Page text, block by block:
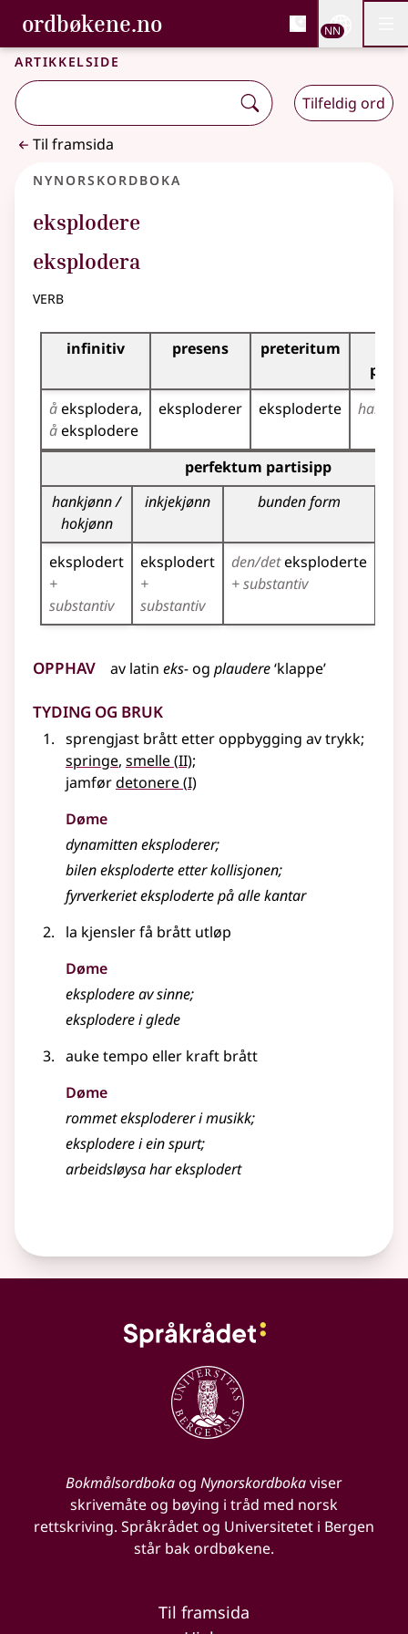
Gå til hovudinnhald
Tilgjenge
ordbøkene.no, Bokmålsordboka og
Bokmålsordboka og Nynorskordboka
NN
Artikkelside
Tilfeldig ord
Til framsida
Nynorskordboka
eksplodere
eksplodera
verb
Bøyningstabell for dette verbet
infinitiv presens preteritum
åeksplodera
åeksplodere
eksploderer eksploderte har
Bøyningstabell for dette verbet (partisippformer)
perfektum partisipp
hankjønn /
hokjønn
inkjekjønn bunden form
eksplodert
+
substantiv
eksplodert
+
substantiv
den/deteksploderte
+ substantiv
Opphav av latin eks-og plaudere‘klappe’
Tyding og bruk
sprengjast brått etter oppbygging av trykk;
springe, smelle(2
II);
jamførdetonere(1
I)
Døme
dynamitten eksploderer;
bilen eksploderte etter kollisjonen;
fyrverkeriet eksploderte på alle kantar
la kjensler få brått utløp
Døme
eksplodere av sinne;
eksplodere i glede
auke tempo eller kraft brått
Døme
rommet eksploderer i musikk;
eksplodere i ein spurt;
arbeidsløysa har eksplodert
Bokmålsordbokaog Nynorskordbokaviser
skrivemåte og bøying i tråd med norsk
rettskriving. Språkrådet og Universitetet i Bergen
står bak ordbøkene.
Til framsida